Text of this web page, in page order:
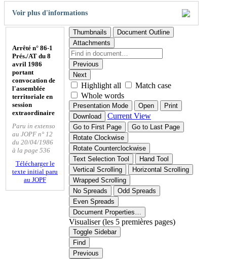
Voir plus d'informations
Arrêté n° 86-1
Prés./AT du 8
avril 1986
portant
convocation de
l'assemblée
territoriale en
session
extraordinaire
Paru in extenso
au JOPF n° 12
du 20/04/1986
à la page 536
Télécharger le
texte initial paru
au JOPF
Thumbnails
Document Outline
Attachments
Previous
Next
Highlight all
Match case
Whole words
Presentation Mode Open
Print
Download
Current View
Go to First Page
Go to Last Page
Rotate Clockwise
Rotate Counterclockwise
Text Selection Tool
Hand Tool
Vertical Scrolling
Horizontal Scrolling
Wrapped Scrolling
No Spreads
Odd Spreads
Even Spreads
Document Properties…
Visualiser (les 5 premières pages)
Toggle Sidebar
Find
Previous